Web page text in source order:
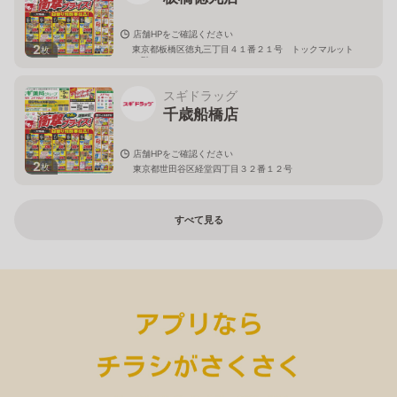
2枚
店舗HPをご確認ください
東京都板橋区徳丸三丁目４１番２１号 トックマルット
１階
2枚
スギドラッグ
千歳船橋店
店舗HPをご確認ください
東京都世田谷区経堂四丁目３２番１２号
すべて見る